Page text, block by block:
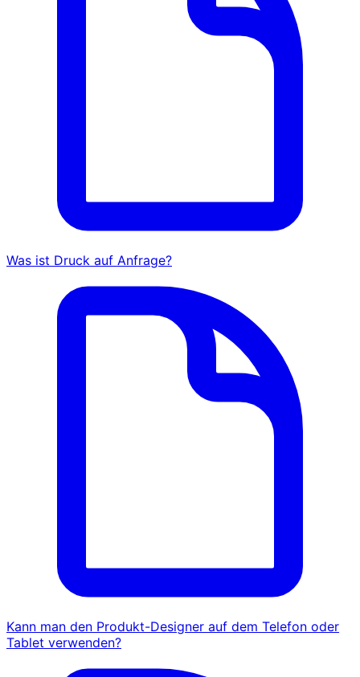
Was ist Druck auf Anfrage?
Kann man den Produkt-Designer auf dem Telefon oder
Tablet verwenden?